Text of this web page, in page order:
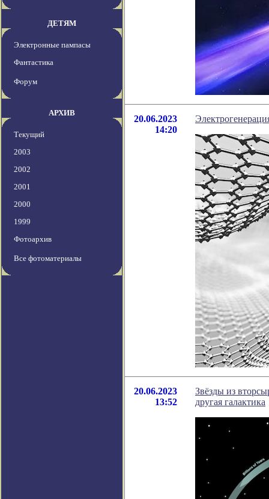
ДЕТЯМ
Электронные пампасы
Фантастика
Форум
АРХИВ
Текущий
2003
2002
2001
2000
1999
Фотоархив
Все фотоматериалы
20.06.2023
14:20
20.06.2023
13:52
Звёзды из
другая галактика